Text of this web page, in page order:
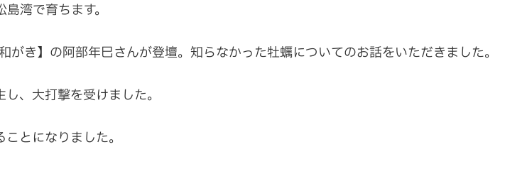
湾で育ちます。
き】の阿部年巳さんが登壇。知らなかった牡蠣についてのお話をいただきました。
、大打撃を受けました。
とになりました。